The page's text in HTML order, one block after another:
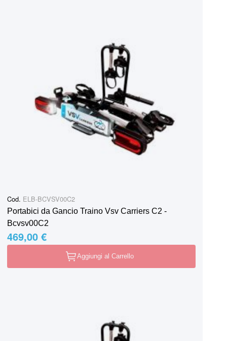
Cod. ELB-BCVSV00C2
Portabici da Gancio Traino Vsv Carriers C2 -
Bcvsv00C2
469,00 €
Aggiungi al Carrello